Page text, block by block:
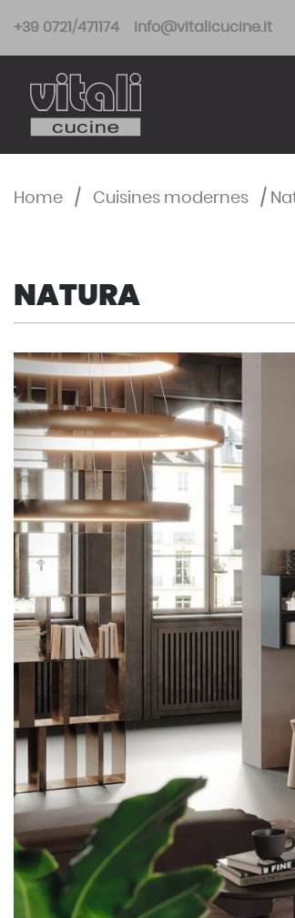
content
+39 0721/471174 info@vitalicucine.it
Home / Cuisines modernes /
NATURA